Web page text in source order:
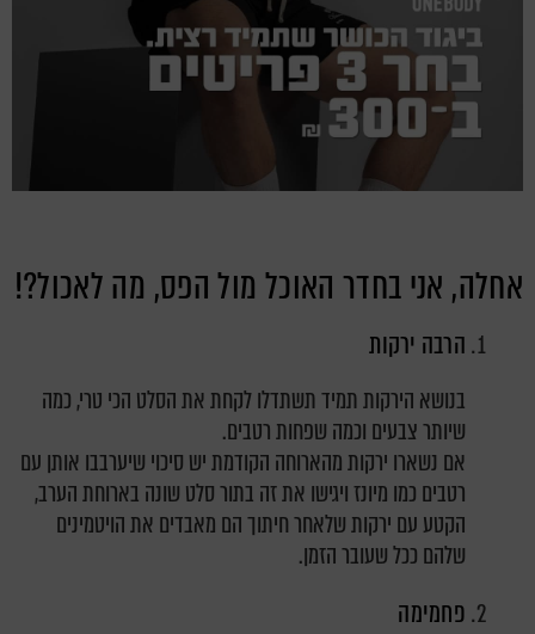
אחלה, אני בחדר האוכל מול הפס, מה לאכול?!
הרבה ירקות
בנושא הירקות תמיד תשתדלו לקחת את הסלט הכי טרי, כמה
שיותר צבעים וכמה שפחות רטבים.
אם נשארו ירקות מהארוחה הקודמת יש סיכוי שיערבבו אותן עם
רטבים כמו מיונז ויגישו את זה בתור סלט שונה בארוחת הערב,
הקטע עם ירקות שלאחר חיתוך הם מאבדים את הויטמינים
שלהם ככל שעובר הזמן.
פחמימה